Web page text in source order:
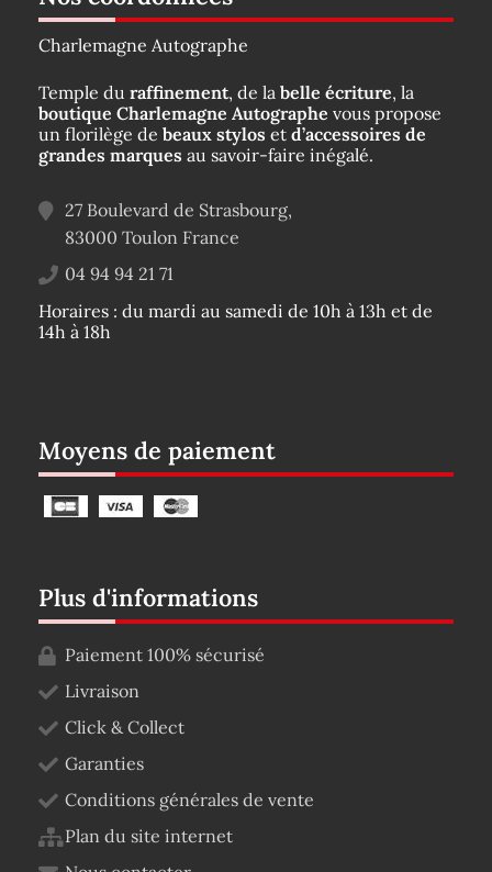
Charlemagne Autographe
Temple du raffinement, de la belle écriture, la
boutique Charlemagne Autographe vous propose
un florilège de beaux stylos et d’accessoires de
grandes marques au savoir-faire inégalé.
27 Boulevard de Strasbourg,
83000 Toulon France
04 94 94 21 71
Horaires : du mardi au samedi de 10h à 13h et de
14h à 18h
Moyens de paiement
Plus d'informations
Paiement 100% sécurisé
Livraison
Click & Collect
Garanties
Conditions générales de vente
Plan du site internet